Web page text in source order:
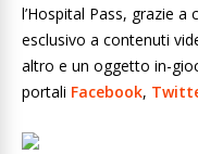
l’Hospital Pass, grazie
esclusivo a contenuti
altro e un oggetto in-
portali Facebook,